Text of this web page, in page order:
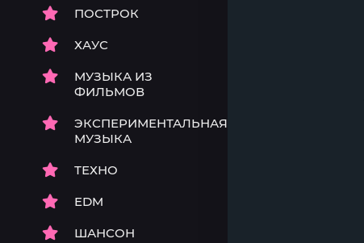
ПОСТРОК
ХАУС
МУЗЫКА ИЗ
ФИЛЬМОВ
ЭКСПЕРИМЕНТАЛЬНАЯ
МУЗЫКА
ТЕХНО
EDM
ШАНСОН